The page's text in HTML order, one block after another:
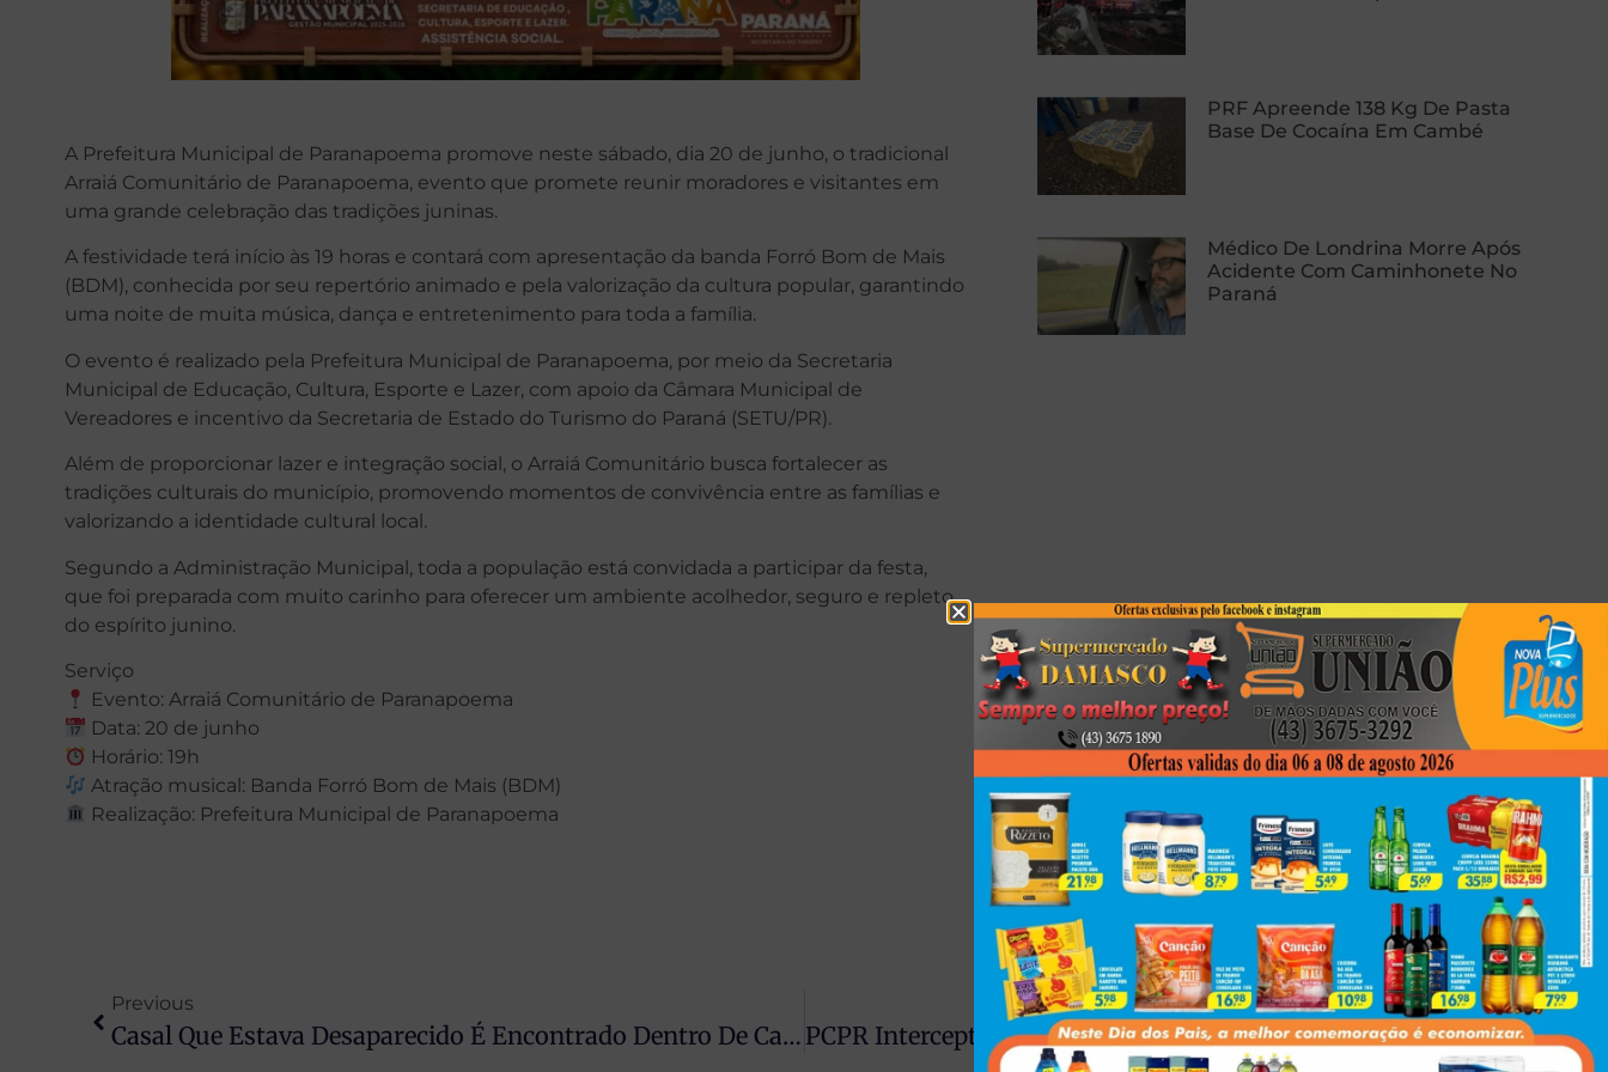
A Prefeitura Municipal de Paranapoema promove neste sábado, dia 20 de junho, o tradicional
Arraiá Comunitário de Paranapoema, evento que promete reunir moradores e visitantes em
uma grande celebração das tradições juninas.
A festividade terá início às 19 horas e contará com apresentação da banda Forró Bom de Mais
(BDM), conhecida por seu repertório animado e pela valorização da cultura popular, garantindo
uma noite de muita música, dança e entretenimento para toda a família.
O evento é realizado pela Prefeitura Municipal de Paranapoema, por meio da Secretaria
Municipal de Educação, Cultura, Esporte e Lazer, com apoio da Câmara Municipal de
Vereadores e incentivo da Secretaria de Estado do Turismo do Paraná (SETU/PR).
Além de proporcionar lazer e integração social, o Arraiá Comunitário busca fortalecer as
tradições culturais do município, promovendo momentos de convivência entre as famílias e
valorizando a identidade cultural local.
Segundo a Administração Municipal, toda a população está convidada a participar da festa,
que foi preparada com muito carinho para oferecer um ambiente acolhedor, seguro e repleto
do espírito junino.
Serviço
Evento: Arraiá Comunitário de Paranapoema
Data: 20 de junho
Horário: 19h
Atração musical: Banda Forró Bom de Mais (BDM)
Realização: Prefeitura Municipal de Paranapoema
PRF Apreende 138 Kg De Pasta
Base De Cocaína Em Cambé
Médico De Londrina Morre Após
Acidente Com Caminhonete No
Paraná
Previous
Casal Que Estava Desaparecido É Encontrado Dentro De Carro Submerso
Next
PCPR Intercepta Drogas E Armas Avaliadas Em R$ 22 Milhões No Paraná